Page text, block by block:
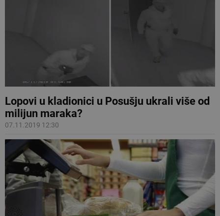
Lopovi u kladionici u Posušju ukrali više od
milijun maraka?
07.11.2019 12:30